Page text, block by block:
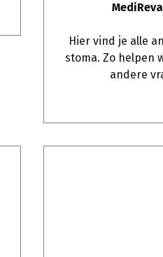
Hier vind je alle
stoma. Zo helpen
andere